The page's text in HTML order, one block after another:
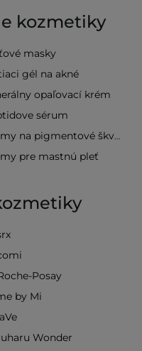
kozmetiky
masky
gél na akné
opaľovací krém
sérum
Krémy na pigmentové škvrny
pre mastnú pleť
Posay
by Mi
Wonder